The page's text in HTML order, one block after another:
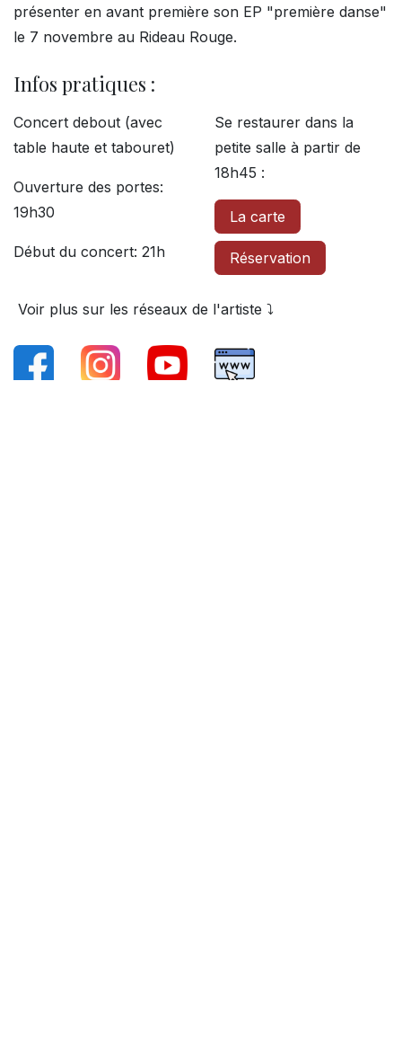
présenter en avant première son EP "première danse"
le 7 novembre au Rideau Rouge.
Infos pratiques :
Concert debout (avec
table haute et tabouret)
Ouverture des portes:
19h30
Début du concert: 21h
Se restaurer dans la
petite salle à partir de
18h45 :
La carte
Réservation
Voir plus sur les réseaux de l'artiste ⤵️